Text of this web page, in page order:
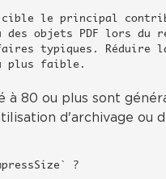
cible le principal
des objets PDF lors
typiques. Réduire
plus faible.
à 80 ou plus sont
d'archivage
?